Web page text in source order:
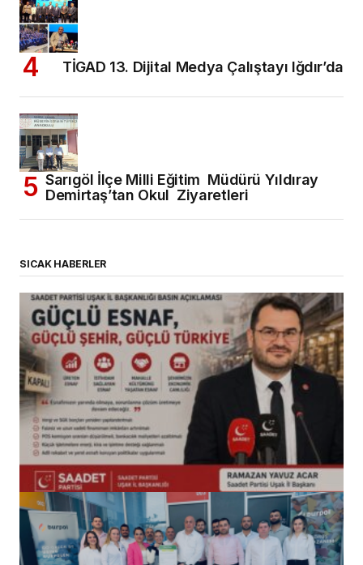
TİGAD 13. Dijital Medya Çalıştayı Iğdır’da
Sarıgöl İlçe Milli Eğitim Müdürü Yıldıray
Demirtaş’tan Okul Ziyaretleri
SICAK HABERLER
(başlıksız)
Alaattin Karahan tarafından 14/07/2026